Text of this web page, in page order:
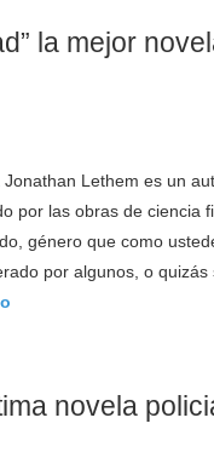
la mejor
Jonathan Lethem es un
por las obras de ciencia
género que como
por algunos, o
novela